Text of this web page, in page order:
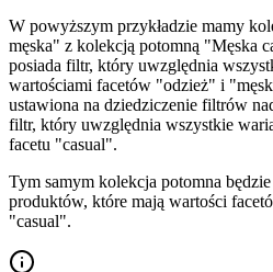
W powyższym przykładzie mamy
męska" z kolekcją potomną "Męska
posiada filtr, który uwzględnia
wartościami facetów "odzież" i
ustawiona na dziedziczenie filtrów
filtr, który uwzględnia wszystkie
facetu "casual".
Tym samym kolekcja potomna
produktów, które mają wartości
"casual".